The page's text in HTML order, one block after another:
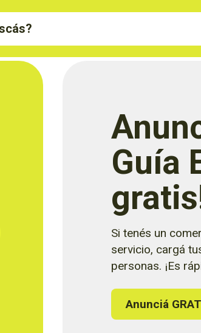
Guía
Si tenés un
servicio, cargá
personas. ¡Es
Anunciá